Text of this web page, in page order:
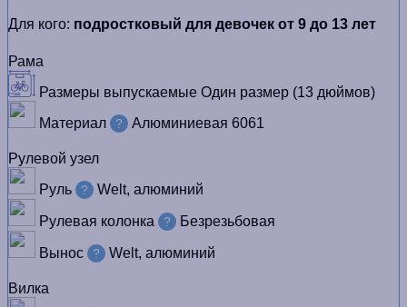
Для кого: подростковый для девочек от 9 до 13 лет
Рама
Размеры выпускаемые Один размер (13 дюймов)
Материал
? Алюминиевая 6061
Рулевой узел
Руль
? Welt, алюминий
Рулевая колонка ? Безрезьбовая
Вынос ? Welt, алюминий
Вилка